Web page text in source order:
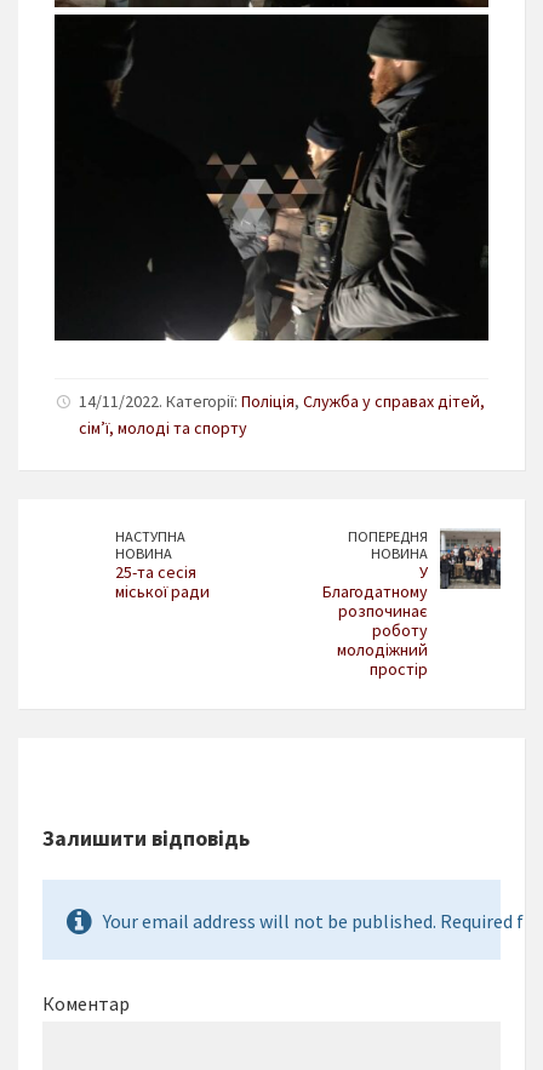
14/11/2022. Категорії: Поліція, Служба у справах дітей,
сім’ї, молоді та спорту
НАСТУПНА
НОВИНА
25-та сесія
міської ради
ПОПЕРЕДНЯ
НОВИНА
У
Благодатному
розпочинає
роботу
молодіжний
простір
Залишити відповідь
Your email address will not be published. Required
Коментар